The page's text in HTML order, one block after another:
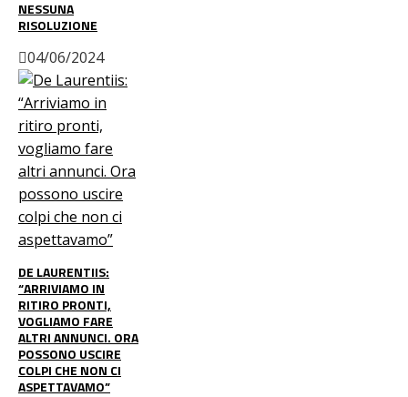
NESSUNA
RISOLUZIONE
04/06/2024
DE LAURENTIIS:
“ARRIVIAMO IN
RITIRO PRONTI,
VOGLIAMO FARE
ALTRI ANNUNCI. ORA
POSSONO USCIRE
COLPI CHE NON CI
ASPETTAVAMO”